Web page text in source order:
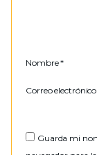
Nombre*
Correo
Guarda mi